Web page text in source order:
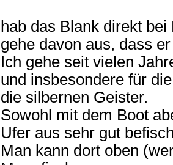
hab das Blank direkt
gehe davon aus, dass
Ich gehe seit vielen
und insbesondere für
die silbernen Geister.
Sowohl mit dem Boot
Ufer aus sehr gut
Man kann dort oben